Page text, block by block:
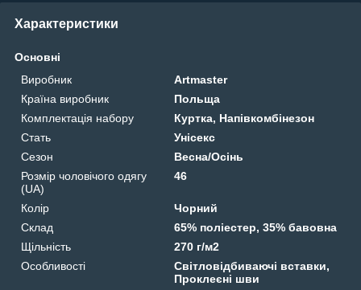
Характеристики
Основні
Виробник
Artmaster
Країна виробник
Польща
Комплектація набору
Куртка, Напівкомбінезон
Стать
Унісекс
Сезон
Весна/Осінь
Розмір чоловічого одягу
(UA)
46
Колір
Чорний
Склад
65% поліестер, 35% бавовна
Щільність
270 г/м2
Особливості
Світловідбиваючі вставки,
Проклеєні шви